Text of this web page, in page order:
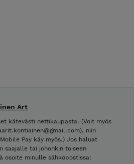
Art
kätevästi nettikaupasta. (Voit myös
niin
Pay käy myös.) Jos haluat
saajalle tai johonkin toiseen
osoite minulle sähköpostissa: